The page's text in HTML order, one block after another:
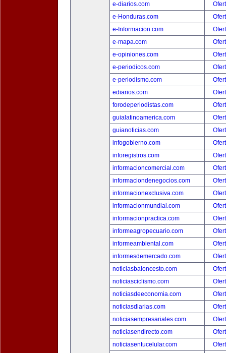
e-diarios.com
e-Honduras.com
e-Informacion.com
e-mapa.com
e-opiniones.com
e-periodicos.com
e-periodismo.com
ediarios.com
forodeperiodistas.com
guialatinoamerica.com
guianoticias.com
infogobierno.com
inforegistros.com
informacioncomercial.com
informaciondenegocios.com
informacionexclusiva.com
informacionmundial.com
informacionpractica.com
informeagropecuario.com
informeambiental.com
informesdemercado.com
noticiasbaloncesto.com
noticiasciclismo.com
noticiasdeeconomia.com
noticiasdiarias.com
noticiasempresariales.com
noticiasendirecto.com
noticiasentucelular.com